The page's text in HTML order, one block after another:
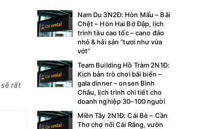
rất
Nam Du 3N2Đ: Hòn Mấu – Bãi
Chệt – Hòn Hai Bờ Đập, lịch
trình tàu cao tốc – cano đảo
nhỏ & hải sản “tươi như vừa
vớt”
Team Building Hồ Tràm 2N1Đ:
Kịch bản trò chơi bãi biển –
gala dinner – onsen Bình
Châu, lịch trình chi tiết cho
doanh nghiệp 30–100 người
Miền Tây 2N1Đ: Cái Bè – Cần
Thơ chợ nổi Cái Răng, vườn